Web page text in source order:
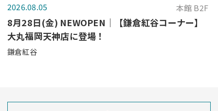
2026.08.05 本館 B2F
8月28日(金) NEWOPEN｜【鎌倉紅谷コーナー】
大丸福岡天神店に登場！
鎌倉紅谷